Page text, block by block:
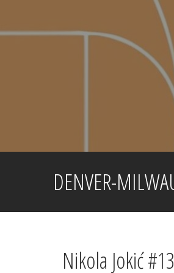
content
DENVER-
Nikola Jokić